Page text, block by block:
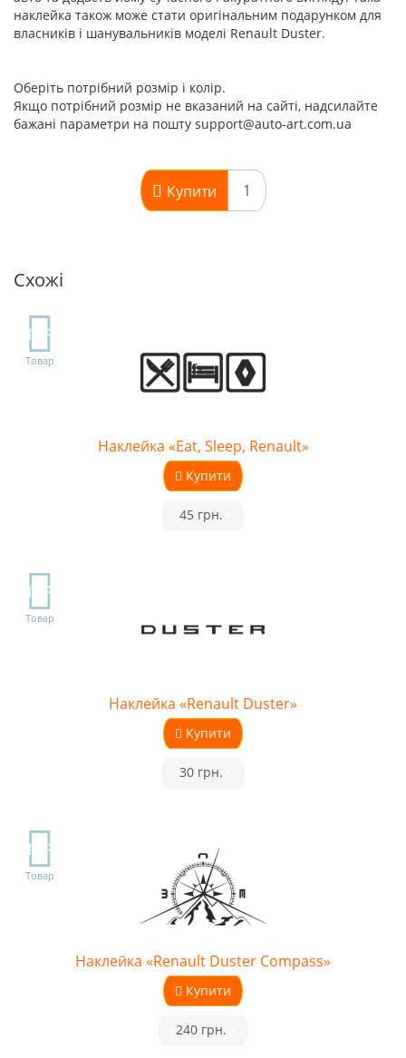
наклейка також може стати оригінальним подарунком для
власників і шанувальників моделі Renault Duster.
Оберіть потрібний розмір і колір.
Якщо потрібний розмір не вказаний на сайті, надсилайте
бажані параметри на пошту support@auto-art.com.ua
Купити
Схожі
TOP
Товар
Наклейка «Eat, Sleep, Renault»
Купити
45 грн.
TOP
Товар
Наклейка «Renault Duster»
Купити
30 грн.
TOP
Товар
Наклейка «Renault Duster Compass»
Купити
240 грн.